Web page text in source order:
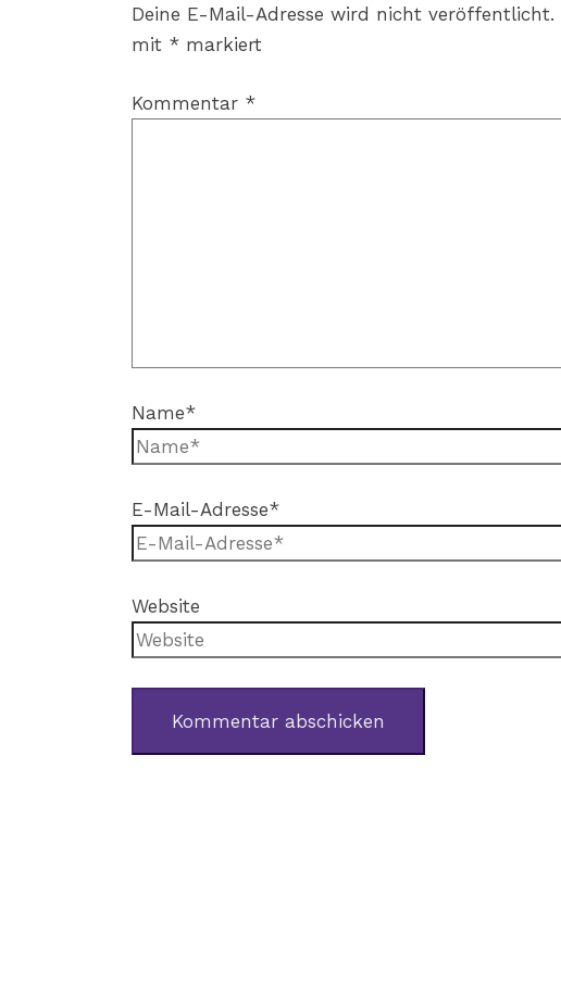
Deine E-Mail-Adresse wird nicht veröffentlicht.
mit * markiert
Kommentar *
Name*
E-Mail-Adresse*
Website